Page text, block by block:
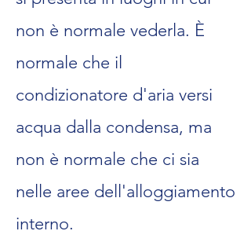
non è normale vederla. È
normale che il
condizionatore d'aria versi
acqua dalla condensa, ma
non è normale che ci sia
nelle aree dell'alloggiamento
interno.